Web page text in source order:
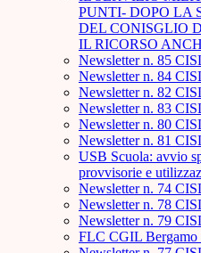
PUNTI- DOPO LA
DEL CONISGLIO
IL RICORSO
Newsletter n. 85
Newsletter n. 84
Newsletter n. 82
Newsletter n. 83
Newsletter n. 80
Newsletter n. 81
USB Scuola: avvio
provvisorie e
Newsletter n. 74
Newsletter n. 78
Newsletter n. 79
FLC CGIL Bergamo